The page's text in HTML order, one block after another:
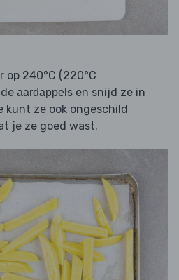
op 240°C (220°C
aardappels en snijd ze in
kunt ze ook ongeschild
je ze goed wast.